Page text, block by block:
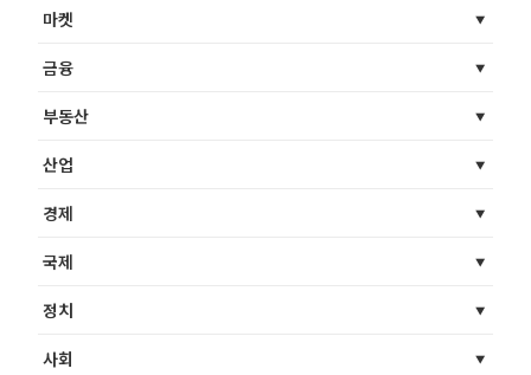
마켓
금융
부동산
산업
경제
국제
정치
사회